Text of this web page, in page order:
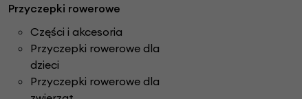
Przyczepki rowerowe
Części i akcesoria
Przyczepki rowerowe dla
dzieci
Przyczepki rowerowe dla